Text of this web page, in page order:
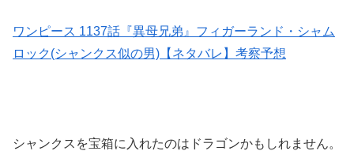
ワンピース 1137話『異母兄弟』フィガーランド・シャム
ロック(シャンクス似の男)【ネタバレ】考察予想
シャンクスを宝箱に入れたのはドラゴンかもしれません。